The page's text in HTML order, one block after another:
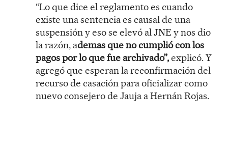
“Lo que dice el reglamento es cuando
existe una sentencia es causal de una
suspensión y eso se elevó al JNE y nos dio
la razón, ademas que no cumplió con los
pagos por lo que fue archivado”,explicó. Y
agregó que esperan la reconfirmación del
recurso de casación para oficializar como
nuevo consejero de Jauja a Hernán Rojas.